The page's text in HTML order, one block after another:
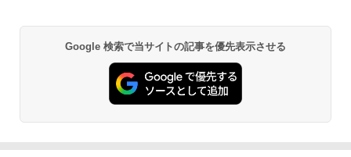
Google 検索で当サイトの記事を優先表示させる